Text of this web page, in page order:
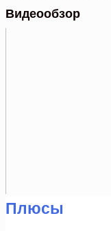
Видеообзор
Плюсы